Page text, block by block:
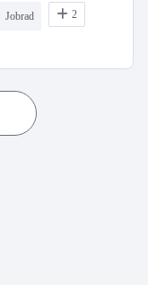
Jobrad 2